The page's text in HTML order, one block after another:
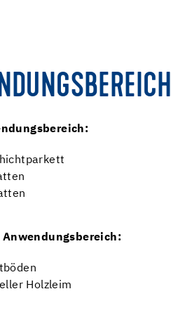
Anwendungsbereich:
Holzleim